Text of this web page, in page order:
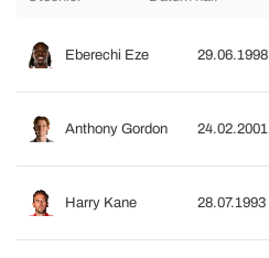
Eberechi Eze 29.06.1998
Anthony Gordon 24.02.2001
Harry Kane 28.07.1993